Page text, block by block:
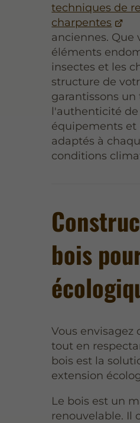
techniques de
charpentes
anciennes. Que
éléments
insectes et les
structure de
garantissons
l'authenticité
équipements
adaptés à
conditions
bois
Vous envisagez
tout en
bois est la
extension
Le bois est un
renouvelable. Il